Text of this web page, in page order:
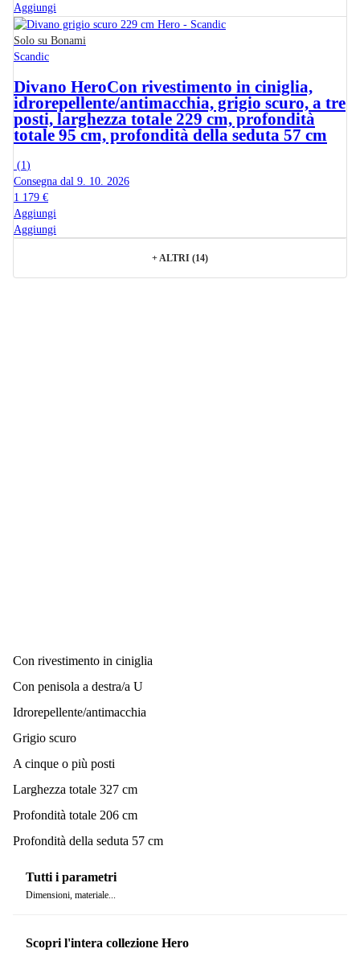
Aggiungi
Solo su Bonami
Scandic
Divano HeroCon rivestimento in ciniglia,
idrorepellente/antimacchia, grigio scuro, a tre
posti, larghezza totale 229 cm, profondità
totale 95 cm, profondità della seduta 57 cm
(1)
Consegna dal 9. 10. 2026
1 179 €
Aggiungi
Aggiungi
+ ALTRI (14)
Con rivestimento in ciniglia
Con penisola a destra/a U
Idrorepellente/antimacchia
Grigio scuro
A cinque o più posti
Larghezza totale 327 cm
Profondità totale 206 cm
Profondità della seduta 57 cm
Tutti i parametri
Dimensioni, materiale...
Scopri l'intera collezione Hero